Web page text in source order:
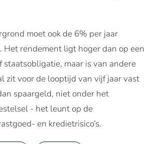
moet ook de 6% per jaar
Het rendement ligt hoger dan op een
staatsobligatie, maar is van andere
zit voor de looptijd van vijf jaar vast
spaargeld, niet onder het
- het leunt op de
en kredietrisico’s.